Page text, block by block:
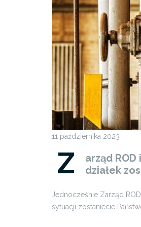
11 października 2023
Z
arząd
działek
Jednocześnie Zarząd
sytuacji zostaniecie